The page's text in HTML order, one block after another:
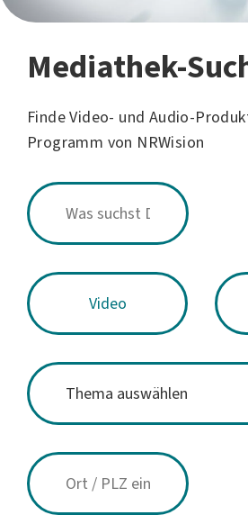
Mediathek-
Finde Video- und Audio-
Programm von NRWision
Video